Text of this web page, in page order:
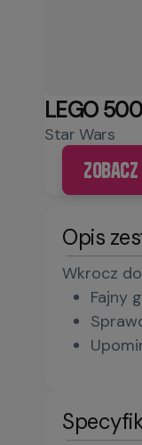
LEGO
Star Wars
Zobacz
Opis
Wkrocz
Fajny